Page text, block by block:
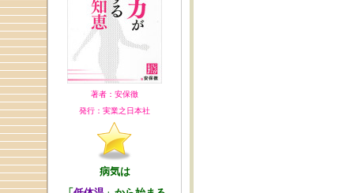
著者：安保徹
発行：実業之日本社
病気は